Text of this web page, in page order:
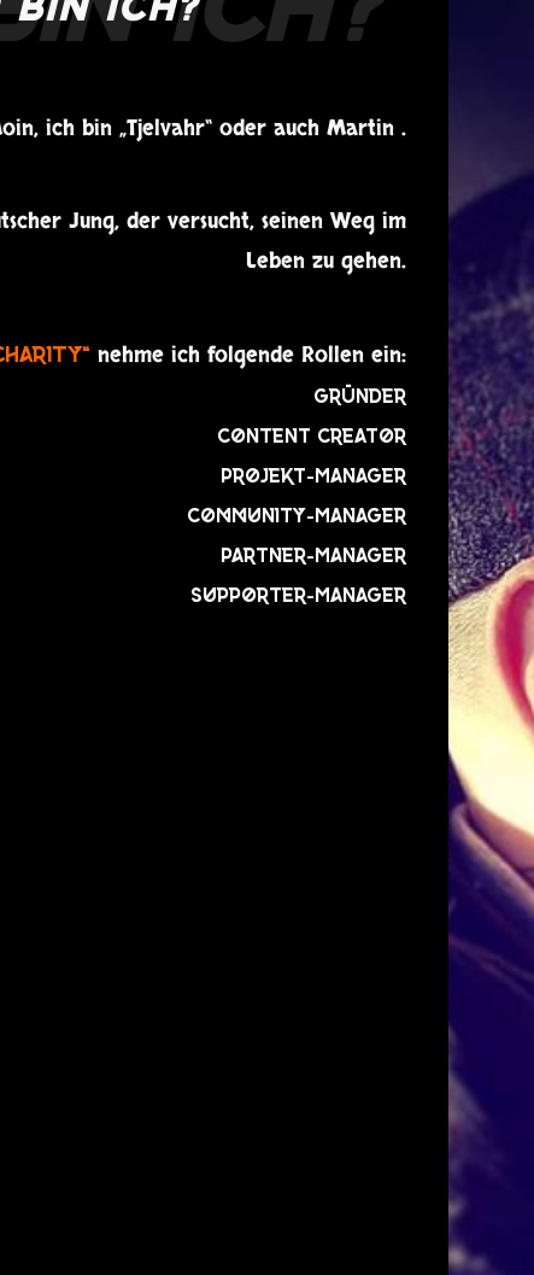
ich bin „Tjelvahr“ oder auch Martin .
Jung, der versucht, seinen Weg im
Leben zu gehen.
nehme ich folgende Rollen ein:
Gründer
Content Creator
Projekt-Manager
Community-Manager
Partner-Manager
Supporter-Manager